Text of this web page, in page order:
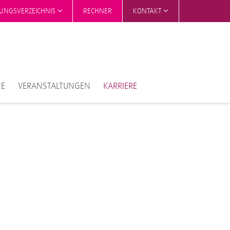
RECHNER KONTAKT
VERANSTALTUNGEN KARRIERE